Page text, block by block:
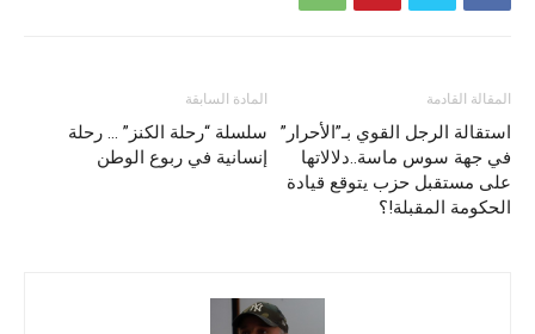
المادة السابقة
سلسلة “رحلة الكنز” … رحلة
إنسانية في ربوع الوطن
المقالة القادمة
استقالة الرجل القوي بـ”الأحرار”
في جهة سوس ماسة..دلالاتها
على مستقبل حزب يتوقع قيادة
الحكومة المقبلة!؟